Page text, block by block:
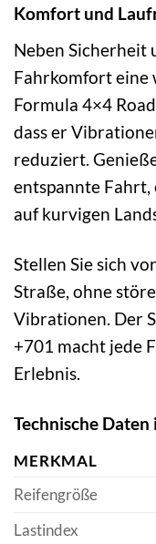
Komfort und
Neben Sicherheit
Fahrkomfort eine
Formula 4×4
dass er
reduziert.
entspannte
auf kurvigen
Stellen Sie sich
Straße, ohne
Vibrationen. Der
+701 macht jede
Erlebnis.
Technische Daten
MERKMAL
Reifengröße
Lastindex